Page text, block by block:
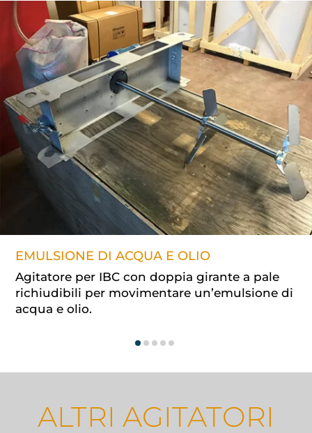
EMULSIONE DI ACQUA E OLIO
Agitatore per IBC con doppia girante a pale
richiudibili per movimentare un’emulsione di
acqua e olio.
ALTRI AGITATORI